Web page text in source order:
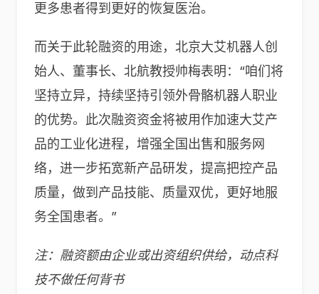
更多患者得到更好的恢复医治。
而关于此轮融资的用途，北京大艾机器人创
始人、董事长、北航教授帅梅表明：“咱们将
坚持立异，持续坚持引领外骨骼机器人职业
的优势。此次融资资金将被用作加速大艾产
品的工业化进程，增强全国出售和服务网
络，进一步拓宽新产品研发，提高把控产品
质量，做到产品技能、质量双优，更好地服
务全国患者。”
注：融资额由企业或出资组织供给，动点科
技不做任何背书